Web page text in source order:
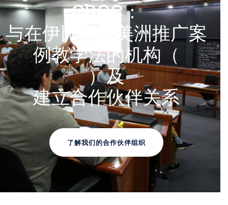
CBCC：
与在伊比利亚美洲推广案
例教学法的机构（
）及
建立合作伙伴关系
了解我们的合作伙伴组织